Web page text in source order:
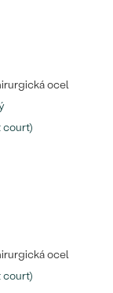
ocel
court)
ocel
court)